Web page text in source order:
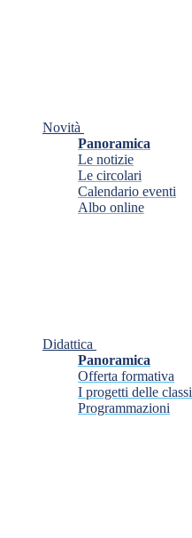
Novità
Panoramica
Le notizie
Le circolari
Calendario eventi
Albo online
Didattica
Panoramica
Offerta formativa
I progetti delle classi
Programmazioni